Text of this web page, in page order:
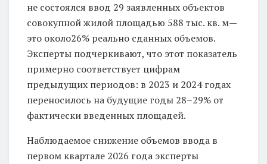
не состоялся ввод 29 заявленных объектов
совокупной жилой площадью 588 тыс. кв. м—
это около26% реально сданных объемов.
Эксперты подчеркивают, что этот показатель
примерно соответствует цифрам
предыдущих периодов: в 2023 и 2024 годах
переносилось на будущие годы 28–29% от
фактически введенных площадей.
Наблюдаемое снижение объемов ввода в
первом квартале 2026 года эксперты